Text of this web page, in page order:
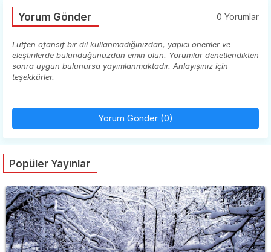
Yorum Gönder 0 Yorumlar
Lütfen ofansif bir dil kullanmadığınızdan, yapıcı öneriler ve
eleştirilerde bulunduğunuzdan emin olun. Yorumlar denetlendikten
sonra uygun bulunursa yayımlanmaktadır. Anlayışınız için
teşekkürler.
Yorum Gönder (0)
Popüler Yayınlar